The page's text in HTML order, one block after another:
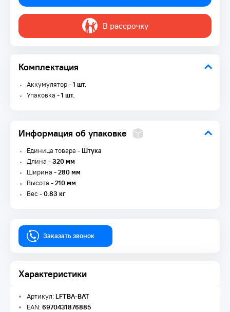
В рассрочку
Комплектация
Аккумулятор -1 шт.
Упаковка -1 шт.
Информация об упаковке
Единица товара -Штука
Длина -320 мм
Ширина -280 мм
Высота -210 мм
Вес -0.83 кг
Заказать звонок
Характеристики
Артикул:LFTBA-BAT
EAN:6970431876885